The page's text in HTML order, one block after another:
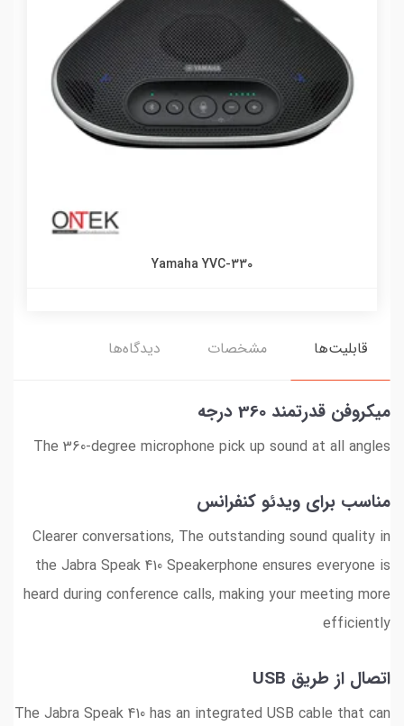
Yamaha YVC-330
قابلیت‌ها مشخصات دیدگاه‌ها
میکروفن قدرتمند 360 درجه
The 360-degree microphone pick up sound at all angles
مناسب برای ویدئو کنفرانس
Clearer conversations, The outstanding sound quality in
the Jabra Speak 410 Speakerphone ensures everyone is
heard during conference calls, making your meeting more
efficiently
اتصال از طریق USB
The Jabra Speak 410 has an integrated USB cable that can